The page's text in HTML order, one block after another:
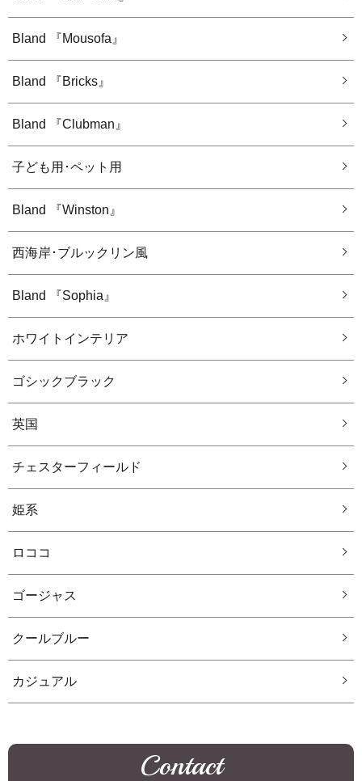
Bland 『Mousofa』
Bland 『Bricks』
Bland 『Clubman』
子ども用･ペット用
Bland 『Winston』
西海岸･ブルックリン風
Bland 『Sophia』
ホワイトインテリア
ゴシックブラック
英国
チェスターフィールド
姫系
ロココ
ゴージャス
クールブルー
カジュアル
Contact